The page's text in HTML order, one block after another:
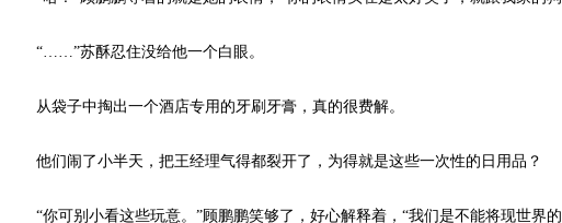
“……”苏酥忍住没给他一个白眼。
从袋子中掏出一个酒店专用的牙刷牙膏，真的很费解。
他们闹了小半天，把王经理气得都裂开了，为得就是这些一次性的日用品？
“你可别小看这些玩意。”顾鹏鹏笑够了，好心解释着，“我们是不能将现世界